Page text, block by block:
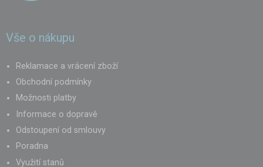
Vše o nákupu
Reklamace a vrácení zboží
Obchodní podmínky
Možnosti platby
Informace o dopravě
Odstoupení od smlouvy
Poradna
Využití stanů